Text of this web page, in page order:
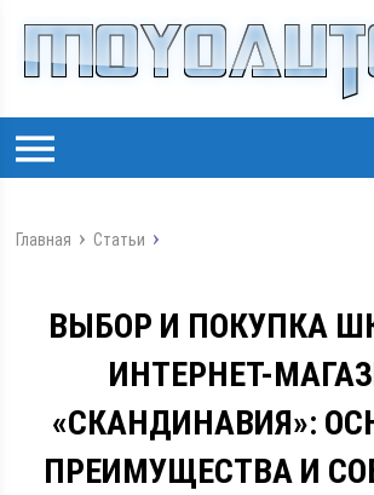
Главная Статьи
ВЫБОР И ПОКУПКА
ИНТЕРНЕТ-
«СКАНДИНАВИЯ»:
ПРЕИМУЩЕСТВА И